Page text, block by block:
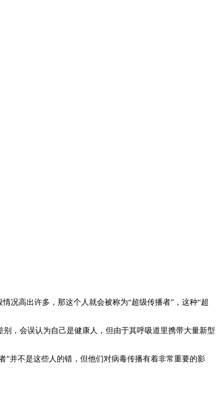
况高出许多，那这个人就会被称为“超级传播者”，这种“超
，会误认为自己是健康人，但由于其呼吸道里携带大量新型
”并不是这些人的错，但他们对病毒传播有着非常重要的影